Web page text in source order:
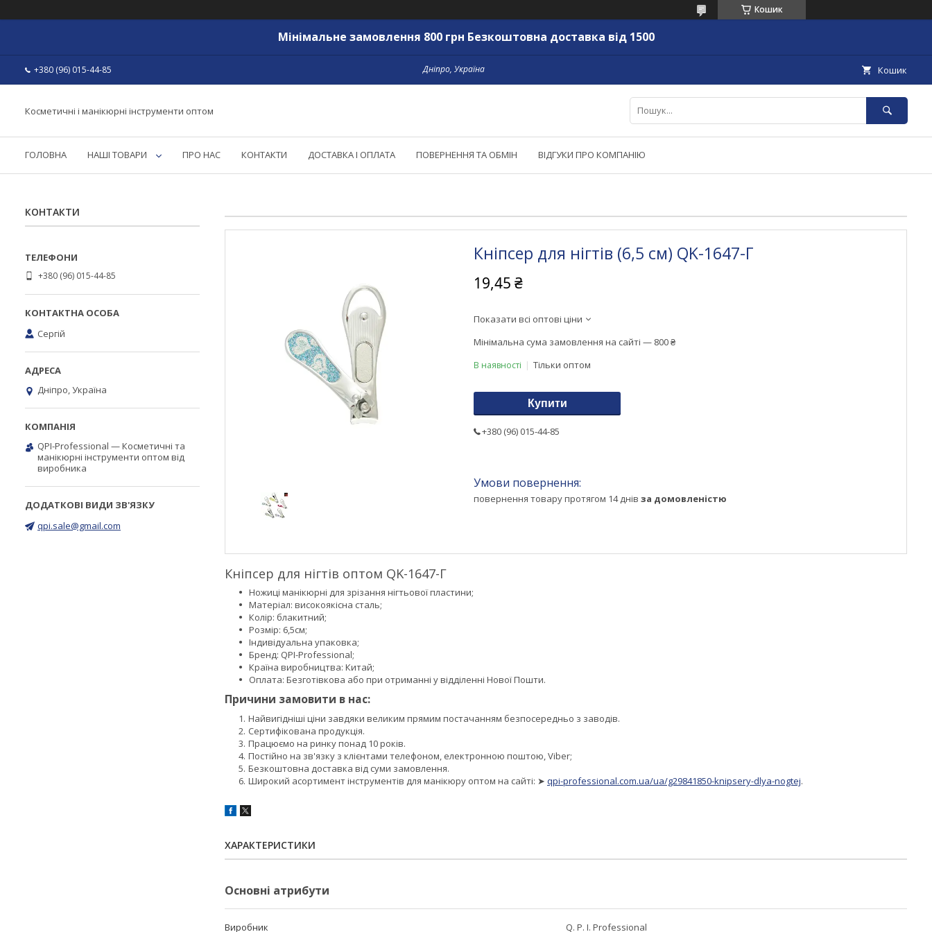
Кошик
Мінімальне замовлення 800 грн Безкоштовна доставка від 1500
+380 (96) 015-44-85 Дніпро, Україна Кошик
Косметичні і манікюрні інструменти оптом
ГОЛОВНА НАШІ ТОВАРИ ПРО НАС КОНТАКТИ ДОСТАВКА І ОПЛАТА ПОВЕРНЕННЯ ТА ОБМІН ВІДГУКИ ПРО КОМПАНІЮ
Кніпсер для нігтів (6,5 см) QK-1647-Г
19,45 ₴
Показати всі оптові ціни
Мінімальна сума замовлення на сайті — 800 ₴
В наявності Тільки оптом
Купити
+380 (96) 015-44-85
повернення товару протягом 14 днів за домовленістю
Кніпсер для нігтів оптом QK-1647-Г
Ножиці манікюрні для зрізання нігтьової пластини;
Матеріал: високоякісна сталь;
Колір: блакитний;
Розмір: 6,5см;
Індивідуальна упаковка;
Бренд: QPI-Professional;
Країна виробництва: Китай;
Оплата: Безготівкова або при отриманні у відділенні Нової Пошти.
Причини замовити в нас:
Найвигідніші ціни завдяки великим прямим постачанням безпосередньо з заводів.
Сертифікована продукція.
Працюємо на ринку понад 10 років.
Постійно на зв'язку з клієнтами телефоном, електронною поштою, Viber;
Безкоштовна доставка від суми замовлення.
Широкий асортимент інструментів для манікюру оптом на сайті: ➤ qpi-professional.com.ua/ua/g29841850-knipsery-dlya-nogtej.
ХАРАКТЕРИСТИКИ
Основні атрибути
Виробник Q. P. I. Professional
КОНТАКТИ
+380 (96) 015-44-85
Сергій
Дніпро, Україна
QPI-Professional — Косметичні та
манікюрні інструменти оптом від
виробника
qpi.sale@gmail.com